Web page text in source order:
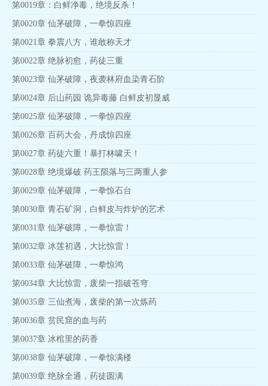
第0019章：白鲜净毒，绝境反杀！
第0020章 仙茅破障，一拳惊四座
第0021章 拳震八方，谁敢称天才
第0022章 绝脉初愈，药徒三重
第0023章 仙茅破障，夜袭林府血染青石阶
第0024章 后山药园 诡异毒藤 白鲜皮初显威
第0025章 仙茅破障，一拳惊四座
第0026章 百药大会，丹成惊四座
第0027章 药徒六重！暴打林啸天！
第0028章 绝境爆破 药王陨落与三两重人参
第0029章 仙茅破障，一拳惊石台
第0030章 青石矿洞，白鲜皮与炸炉的艺术
第0031章 仙茅破障，一拳惊雷！
第0032章 冰莲初遇，大比惊雷！
第0033章 仙茅破障，一拳惊鸿
第0034章 大比惊雷，废柴一指破苍穹
第0035章 三仙煮海，废柴的第一次炼药
第0036章 贫民窟的血与药
第0037章 冰棺里的药香
第0038章 仙茅破障，一拳惊满楼
第0039章 绝脉全通，药徒圆满